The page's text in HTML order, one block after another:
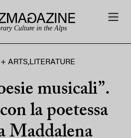
Culture in the Alps
ARTS,LITERATURE
musicali”.
la poetessa
Maddalena